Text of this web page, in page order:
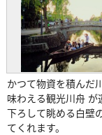
かつて物資を積んだ
味わえる観光川舟 が
下ろして眺める白壁
てくれます。